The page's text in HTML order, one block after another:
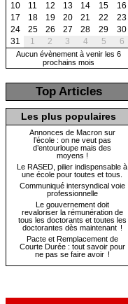
10 11 12 13 14 15
16
17
18 19 20 21 22
23
24
25 26 27 28 29
30
31
1 2 3 4 5 6
Aucun évènement à venir les 6
prochains mois
Top Articles
Les plus populaires
Annonces de Macron sur
l’école : on ne veut pas
d’entourloupe mais des
moyens !
Le RASED, pilier indispensable à
une école pour toutes et tous.
Communiqué intersyndical voie
professionnelle
Le gouvernement doit
revaloriser la rémunération de
tous les doctorants et toutes les
doctorantes dès maintenant !
Pacte et Remplacement de
Courte Durée : tout savoir pour
ne pas se faire avoir !